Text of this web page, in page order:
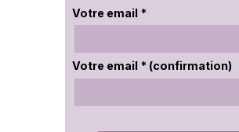
Votre email *
Votre email * (confirmation)